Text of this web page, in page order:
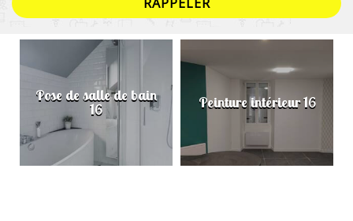
Pose de salle de bain
16 Peinture intérieur 16